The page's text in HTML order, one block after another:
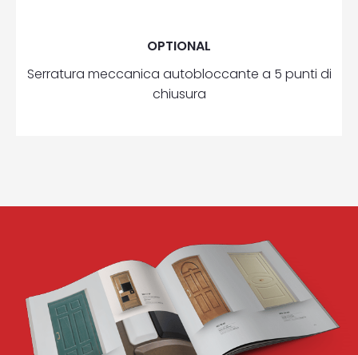
OPTIONAL
Serratura meccanica autobloccante a 5 punti di
chiusura